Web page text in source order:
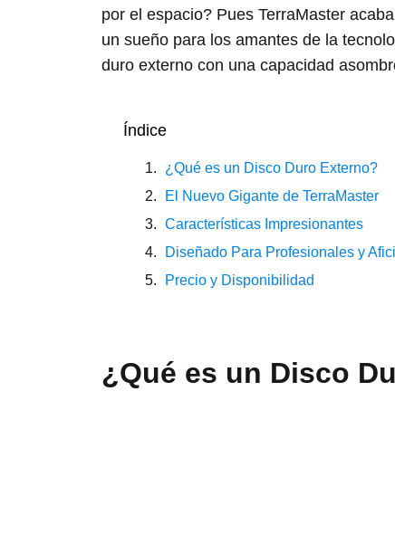
por el espacio? Pues TerraMaster
un sueño para los amantes de la
duro externo con una capacidad
Índice
¿Qué es un Disco Duro Externo?
El Nuevo Gigante de TerraMaster
Características Impresionantes
Diseñado Para Profesionales y
Precio y Disponibilidad
¿Qué es un Disco